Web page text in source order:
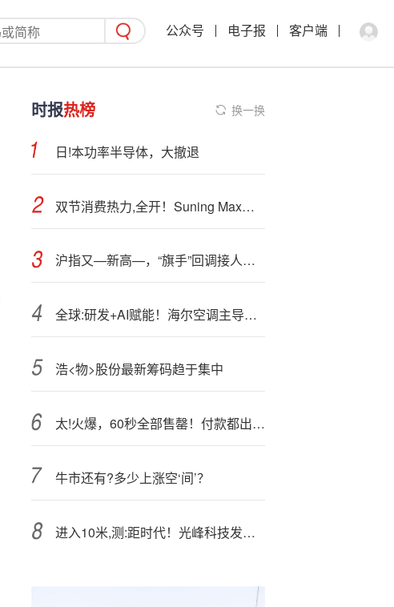
公众号 电子报 客户端
时报热榜 换一换
日!本功率半导体，大撤退
双节消费热力,全开！Suning Max销售增长61%
沪指又—新高—，“旗手”回调接人，机构：高景气券商攻守兼备！顶流券商ETF（512000）连续11日揽金37亿元
全球:研发+AI赋能！海尔空调主导升级热舒适性国家标准
浩<物>股份最新筹码趋于集中
太!火爆，60秒全部售罄！付款都出现卡顿，直播间十分钟涌入近150万人
牛市还有?多少上涨空‘间’？
进入10米,测:距时代！光峰科技发布首款消费级水下蓝光激光雷达